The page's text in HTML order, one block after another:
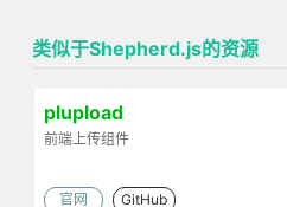
类似于Shepherd.js的资源
plupload
前端上传组件
官网 GitHub